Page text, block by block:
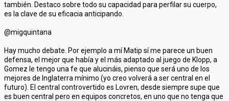
también. Destaco sobre todo su capacidad para perfilar su cuerpo,
es la clave de su eficacia anticipando.
@migquintana
Hay mucho debate. Por ejemplo a mí Matip sí me parece un buen
defensa, el mejor que había y el más adaptado al juego de Klopp, a
Gomez le tengo una fe que alucináis, pienso que será uno de los
mejores de Inglaterra mínimo (yo creo volverá a ser central en el
futuro). El central controvertido es Lovren, desde siempre supe que
es buen central pero en equipos concretos, en uno que no tenga que